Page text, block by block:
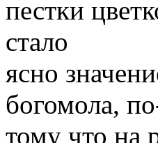
пестки
стало
ясно
богомола,
тому что на